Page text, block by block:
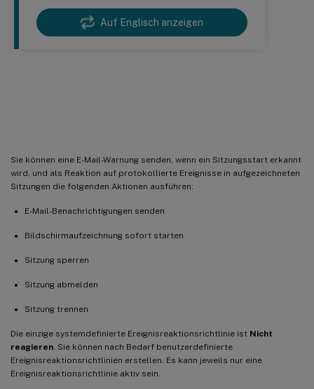
Auf Englisch anzeigen
Sie können eine E-Mail-Warnung senden, wenn ein Sitzungsstart erkannt
wird, und als Reaktion auf protokollierte Ereignisse in aufgezeichneten
Sitzungen die folgenden Aktionen ausführen:
E-Mail-Benachrichtigungen senden
Bildschirmaufzeichnung sofort starten
Sitzung sperren
Sitzung abmelden
Sitzung trennen
Die einzige systemdefinierte Ereignisreaktionsrichtlinie ist Nicht
reagieren . Sie können nach Bedarf benutzerdefinierte
Ereignisreaktionsrichtlinien erstellen. Es kann jeweils nur eine
Ereignisreaktionsrichtlinie aktiv sein.